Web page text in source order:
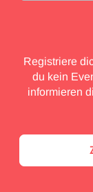
Registriere
du kein
informieren